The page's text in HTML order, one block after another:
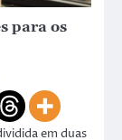
para os
em duas